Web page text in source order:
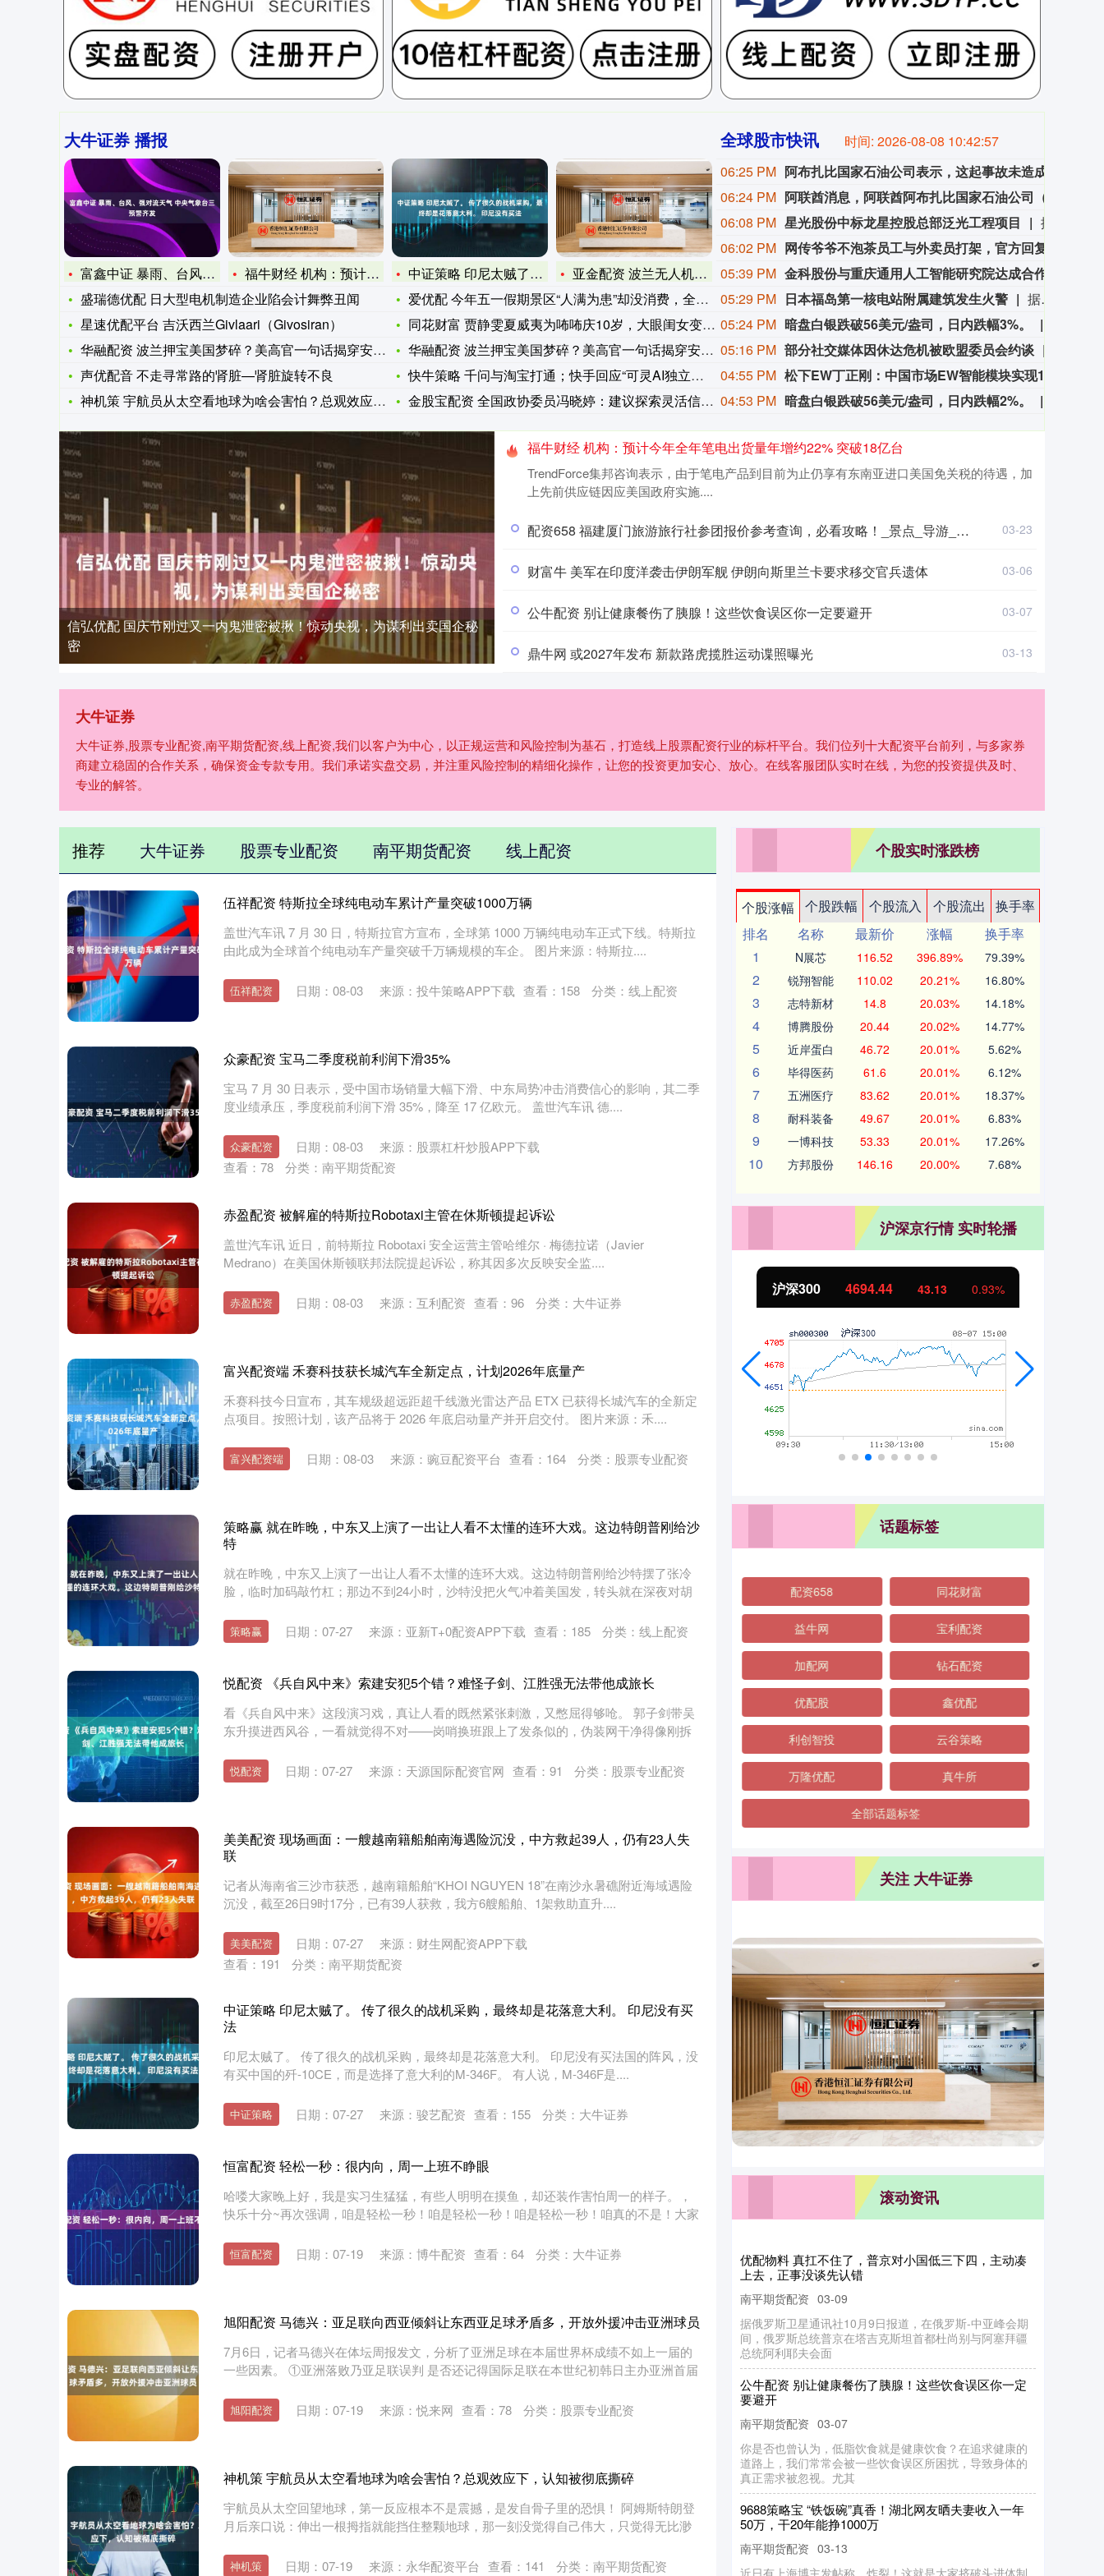
大牛证券 播报
富鑫中证 暴雨、台风、强对流天气 中央气象台三预警齐发
福牛财经 机构：预计今年全年笔电出货量年增约22% 突破18
盛瑞德优配 日大型电机制造企业陷会计舞弊丑闻
星速优配平台 吉沃西兰Givlaari（Givosiran）
华融配资 波兰押宝美国梦碎？美高官一句话揭穿安全幻象！波兰为
声优配音 不走寻常路的肾脏—肾脏旋转不良
神机策 宇航员从太空看地球为啥会害怕？总观效应下，认知被彻底
中证策略 印尼太贼了。 传了很久的战机采购，最终却是花落意大
亚金配资 波兰无人机事件持续发酵 北约多国将参与“东部哨兵”
爱优配 今年五一假期景区“人满为患”却没消费，全是人间清醒
同花财富 贾静雯夏威夷为咘咘庆10岁，大眼闺女变文静，波妞晒
华融配资 波兰押宝美国梦碎？美高官一句话揭穿安全幻象！波兰为
快牛策略 千问与淘宝打通；快手回应“可灵AI独立融资”；京东
金股宝配资 全国政协委员冯晓婷：建议探索灵活信贷模式支持临期
全球股市快讯 时间: 2026-08-08 10:42:59
06:25 PM
06:24 PM
06:08 PM 星光股份中标龙星控股总部泛光工程项目
06:02 PM
05:39 PM 金科股份与重庆通用人工智能研究院达成合作
05:29 PM 日本福岛第一核电站附属建筑发生火警
据东京电力公司消息，当地时间8日15时35分左右，日本福岛第一核电站5号、6号机组服务建筑3、4层的火灾报警器发生启动。东京电力公司于当天16时01分向双叶消防本部报警。随后，消防部门赶赴现场确认，但未发现明火或冒烟。事件对核电站厂区设备没有造成影响，监测点以及厂区边界的尘埃监测仪等所测得的放射线量也未发现异常。（央视新闻）
05:24 PM 暗盘白银跌破56美元/盎司，日内跌幅3%。
05:16 PM 部分社交媒体因休达危机被欧盟委员会约谈
04:55 PM
04:53 PM 暗盘白银跌破56美元/盎司，日内跌幅2%。
信弘优配 国庆节刚过又一内鬼泄密被揪！惊动央视，为谋利出卖国企秘
密
福牛财经 机构：预计今年全年笔电出货量年增约22% 突破18亿台
TrendForce集邦咨询表示，由于笔电产品到目前为止仍享有东南亚进口美国免关税的待遇，加
上先前供应链因应美国政府实施....
配资658 福建厦门旅游旅行社参团报价参考查询，必看攻略！_景点_导游_行程 03-23
财富牛 美军在印度洋袭击伊朗军舰 伊朗向斯里兰卡要求移交官兵遗体 03-06
公牛配资 别让健康餐伤了胰腺！这些饮食误区你一定要避开 03-07
鼎牛网 或2027年发布 新款路虎揽胜运动谍照曝光 03-13
大牛证券
大牛证券,股票专业配资,南平期货配资,线上配资,我们以客户为中心，以正规运营和风险控制为基石，打造线上股票配资行业的标杆平台。我们位列十大配资平台前列，与多家券
商建立稳固的合作关系，确保资金专款专用。我们承诺实盘交易，并注重风险控制的精细化操作，让您的投资更加安心、放心。在线客服团队实时在线，为您的投资提供及时、
专业的解答。
推荐 大牛证券 股票专业配资 南平期货配资 线上配资
伍祥配资 特斯拉全球纯电动车累计产量突破1000万辆
盖世汽车讯 7 月 30 日，特斯拉官方宣布，全球第 1000 万辆纯电动车正式下线。特斯拉
由此成为全球首个纯电动车产量突破千万辆规模的车企。 图片来源：特斯拉....
伍祥配资 日期：08-03 来源：投牛策略APP下载 查看： 158 分类： 线上配资
众豪配资 宝马二季度税前利润下滑35%
宝马 7 月 30 日表示，受中国市场销量大幅下滑、中东局势冲击消费信心的影响，其二季
度业绩承压，季度税前利润下滑 35%，降至 17 亿欧元。 盖世汽车讯 德....
众豪配资 日期：08-03
来源：股票杠杆炒股APP下载
查看： 78 分类： 南平期货配资
赤盈配资 被解雇的特斯拉Robotaxi主管在休斯顿提起诉讼
盖世汽车讯 近日，前特斯拉 Robotaxi 安全运营主管哈维尔 · 梅德拉诺（Javier
Medrano）在美国休斯顿联邦法院提起诉讼，称其因多次反映安全监....
赤盈配资 日期：08-03 来源：互利配资 查看： 96 分类： 大牛证券
富兴配资端 禾赛科技获长城汽车全新定点，计划2026年底量产
禾赛科技今日宣布，其车规级超远距超千线激光雷达产品 ETX 已获得长城汽车的全新定
点项目。按照计划，该产品将于 2026 年底启动量产并开启交付。 图片来源：禾....
富兴配资端 日期：08-03 来源：豌豆配资平台 查看： 164 分类： 股票专业配资
策略赢 就在昨晚，中东又上演了一出让人看不太懂的连环大戏。这边特朗普刚给沙
特
就在昨晚，中东又上演了一出让人看不太懂的连环大戏。这边特朗普刚给沙特摆了张冷
脸，临时加码敲竹杠；那边不到24小时，沙特没把火气冲着美国发，转头就在深夜对胡
策略赢 日期：07-27 来源：亚新T+0配资APP下载 查看： 185 分类： 线上配资
悦配资 《兵自风中来》索建安犯5个错？难怪子剑、江胜强无法带他成旅长
看《兵自风中来》这段演习戏，真让人看的既然紧张刺激，又憋屈得够呛。 郭子剑带吴
东升摸进西风谷，一看就觉得不对——岗哨换班跟上了发条似的，伪装网干净得像刚拆
悦配资 日期：07-27 来源：天源国际配资官网 查看： 91 分类： 股票专业配资
美美配资 现场画面：一艘越南籍船舶南海遇险沉没，中方救起39人，仍有23人失
联
记者从海南省三沙市获悉，越南籍船舶“KHOI NGUYEN 18”在南沙永暑礁附近海域遇险
沉没，截至26日9时17分，已有39人获救，我方6艘船舶、1架救助直升....
美美配资 日期：07-27
来源：财生网配资APP下载
查看： 191 分类： 南平期货配资
中证策略 印尼太贼了。 传了很久的战机采购，最终却是花落意大利。 印尼没有买
法
印尼太贼了。 传了很久的战机采购，最终却是花落意大利。 印尼没有买法国的阵风，没
有买中国的歼-10CE，而是选择了意大利的M-346F。 有人说，M-346F是....
中证策略 日期：07-27 来源：骏艺配资 查看： 155 分类： 大牛证券
恒富配资 轻松一秒：很内向，周一上班不睁眼
哈喽大家晚上好，我是实习生猛猛，有些人明明在摸鱼，却还装作害怕周一的样子。，
快乐十分~再次强调，咱是轻松一秒！咱是轻松一秒！咱是轻松一秒！咱真的不是！大家
恒富配资 日期：07-19 来源：博牛配资 查看： 64 分类： 大牛证券
旭阳配资 马德兴：亚足联向西亚倾斜让东西亚足球矛盾多，开放外援冲击亚洲球员
7月6日，记者马德兴在体坛周报发文，分析了亚洲足球在本届世界杯成绩不如上一届的
一些因素。 ①亚洲落败乃亚足联误判 是否还记得国际足联在本世纪初韩日主办亚洲首届
旭阳配资 日期：07-19 来源：悦来网 查看： 78 分类： 股票专业配资
神机策 宇航员从太空看地球为啥会害怕？总观效应下，认知被彻底撕碎
宇航员从太空回望地球，第一反应根本不是震撼，是发自骨子里的恐惧！ 阿姆斯特朗登
月后亲口说：伸出一根拇指就能挡住整颗地球，那一刻没觉得自己伟大，只觉得无比渺
神机策 日期：07-19 来源：永华配资平台 查看： 141 分类： 南平期货配资
个股实时涨跌榜
个股涨幅 个股跌幅 个股流入 个股流出
换手率
排名
名称 最新价 涨幅
换手率
1
N展芯 116.52 396.89% 79.39%
2 锐翔智能 110.02 20.21% 16.80%
3 志特新材 14.8 20.03% 14.18%
4 博腾股份 20.44 20.02% 14.77%
5 近岸蛋白 46.72 20.01% 5.62%
6 毕得医药 61.6 20.01% 6.12%
7 五洲医疗 83.62 20.01% 18.37%
8 耐科装备 49.67 20.01% 6.83%
9 一博科技 53.33 20.01% 17.26%
10 方邦股份 146.16 20.00% 7.68%
沪深京行情 实时轮播
1.02% 深证成指 14311.01 北证50 1134.24 11.37 1.01%
话题标签
配资658 同花财富
益牛网 宝利配资
加配网 钻石配资
优配股 鑫优配
利创智投 云谷策略
万隆优配 真牛所
全部话题标签
关注 大牛证券
滚动资讯
美美配资 血糖中起舞的双脚：糖足不截肢
股票专业配资 03-07
高血糖就像失控的钟摆一样反复震荡，双脚便成了最先称
重的“沉默受害者”。糖尿病足截肢并非糖尿病患者的必然结
局，它更像一场可
云谷策略 处女座：浅喜如盛世烟火，深爱是岁月炖汤
线上配资03-19
标题：处女座：浅喜如盛世烟火，深爱是岁月炖汤 在浩瀚
的星空下，每个星座都承载着独特的故事与性格。而当我
盛盈优配 柬埔寨国王西哈莫尼和太后莫尼列来华
南平期货配资03-21
升富策略 “上海价格”加速走向世界舞台中央
大牛证券03-12
凤凰配资 中建东方装饰作为被告被上诉人的1起涉及买
卖合同纠纷的诉讼将于2025年7月29日开庭